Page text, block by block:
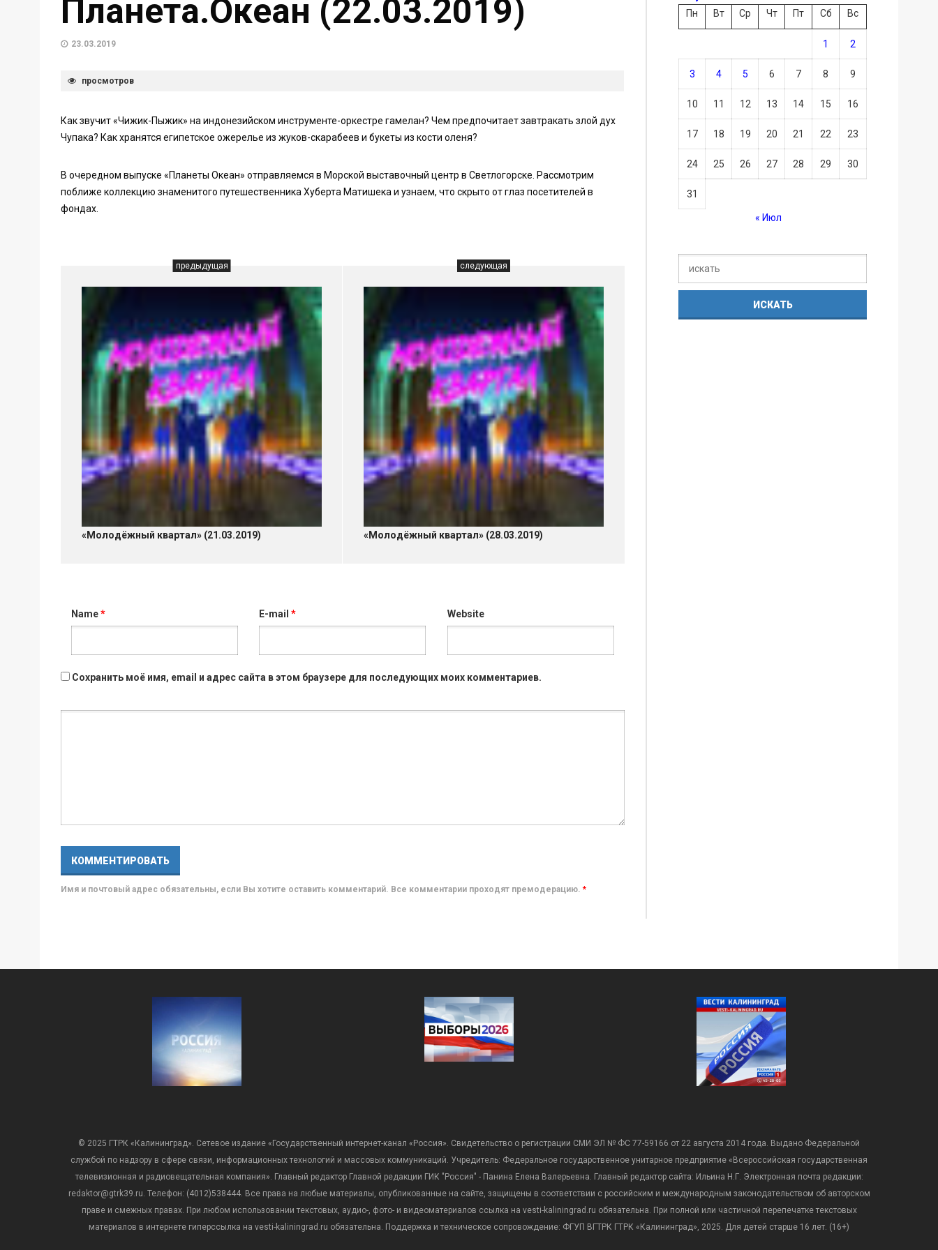
Планета.Океан (22.03.2019)
23.03.2019
просмотров
Как звучит «Чижик-Пыжик» на индонезийском инструменте-оркестре гамелан? Чем предпочитает завтракать злой дух
Чупака? Как хранятся египетское ожерелье из жуков-скарабеев и букеты из кости оленя?
В очередном выпуске «Планеты Океан» отправляемся в Морской выставочный центр в Светлогорске. Рассмотрим
поближе коллекцию знаменитого путешественника Хуберта Матишека и узнаем, что скрыто от глаз посетителей в
фондах.
предыдущая
«Молодёжный квартал» (21.03.2019)
следующая
«Молодёжный квартал» (28.03.2019)
Name* E-mail* Website
Сохранить моё имя, email и адрес сайта в этом браузере для последующих моих комментариев.
Имя и почтовый адрес обязательны, если Вы хотите оставить комментарий. Все комментарии проходят премодерацию. *
Пн
Вт Ср Чт Пт Сб Вс
1 2
3 4 5 6 7 8 9
10 11 12 13 14 15 16
17 18 19 20 21 22 23
24 25 26 27 28 29 30
31
« Июл
© 2025 ГТРК «Калининград». Сетевое издание «Государственный интернет-канал «Россия». Свидетельство о регистрации СМИ ЭЛ № ФС 77-59166 от 22 августа 2014 года. Выдано Федеральной
службой по надзору в сфере связи, информационных технологий и массовых коммуникаций. Учредитель: Федеральное государственное унитарное предприятие «Всероссийская государственная
телевизионная и радиовещательная компания». Главный редактор Главной редакции ГИК "Россия" - Панина Елена Валерьевна. Главный редактор сайта: Ильина Н.Г. Электронная почта редакции:
redaktor@gtrk39.ru. Телефон: (4012)538444. Все права на любые материалы, опубликованные на сайте, защищены в соответствии с российским и международным законодательством об авторском
праве и смежных правах. При любом использовании текстовых, аудио-, фото- и видеоматериалов ссылка на vesti-kaliningrad.ru обязательна. При полной или частичной перепечатке текстовых
материалов в интернете гиперссылка на vesti-kaliningrad.ru обязательна. Поддержка и техническое сопровождение: ФГУП ВГТРК ГТРК «Калининград», 2025. Для детей старше 16 лет. (16+)